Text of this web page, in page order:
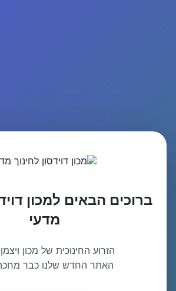
ברוכים הבאים למכון
מדעי
הזרוע החינוכית של מכון
האתר החדש שלנו כבר